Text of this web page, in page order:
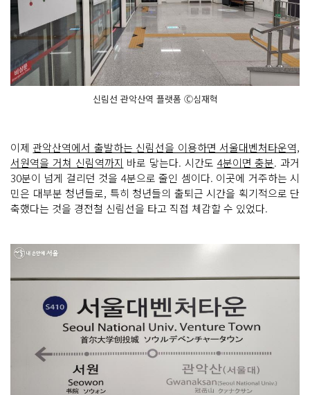
신림선 관악산역 플랫폼 Ⓒ심재혁
이제 관악산역에서 출발하는 신림선을 이용하면 서울대벤처타운역,
서원역을 거쳐 신림역까지 바로 닿는다. 시간도 4분이면 충분. 과거
30분이 넘게 걸리던 것을 4분으로 줄인 셈이다. 이곳에 거주하는 시
민은 대부분 청년들로, 특히 청년들의 출퇴근 시간을 획기적으로 단
축했다는 것을 경전철 신림선을 타고 직접 체감할 수 있었다.